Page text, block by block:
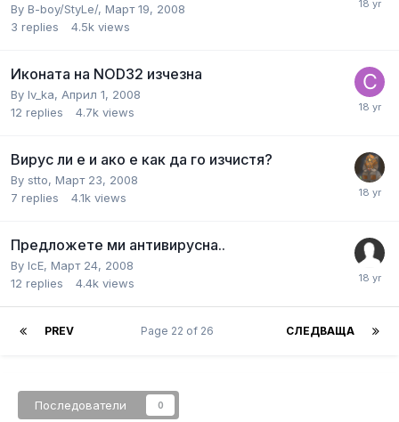
By B-boy/StyLe/, Март 19, 2008
3 replies 4.5k views
Иконата на NOD32 изчезна
By Iv_ka, Април 1, 2008
12 replies 4.7k views
Вирус ли е и ако е как да го изчистя?
By stto, Март 23, 2008
7 replies 4.1k views
Предложете ми антивирусна..
By IcE, Март 24, 2008
12 replies 4.4k views
PREV СЛЕДВАЩА
Page 22 of 26
Последователи 0